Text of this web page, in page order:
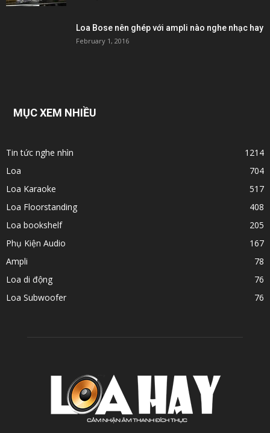
Loa Bose nên ghép với ampli nào nghe nhạc hay
February 1, 2016
MỤC XEM NHIỀU
Tin tức nghe nhìn
1214
Loa
704
Loa Karaoke
517
Loa Floorstanding
408
Loa bookshelf
205
Phụ Kiện Audio
167
Ampli
78
Loa di động
76
Loa Subwoofer
76